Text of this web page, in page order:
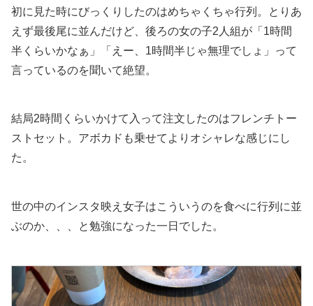
初に見た時にびっくりしたのはめちゃくちゃ行列。とりあ
えず最後尾に並んだけど、後ろの女の子2人組が「1時間
半くらいかなぁ」「えー、1時間半じゃ無理でしょ」って
言っているのを聞いて絶望。
結局2時間くらいかけて入って注文したのはフレンチトー
ストセット。アボカドも乗せてよりオシャレな感じにし
た。
世の中のインスタ映え女子はこういうのを食べに行列に並
ぶのか、、、と勉強になった一日でした。